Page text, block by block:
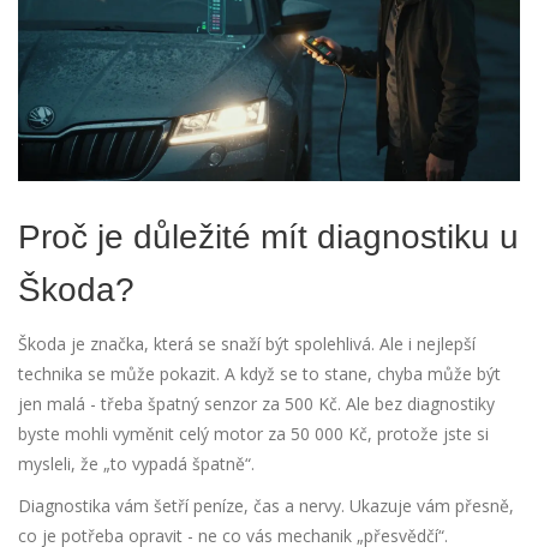
Proč je důležité mít diagnostiku u
Škoda?
Škoda je značka, která se snaží být spolehlivá. Ale i nejlepší
technika se může pokazit. A když se to stane, chyba může být
jen malá - třeba špatný senzor za 500 Kč. Ale bez diagnostiky
byste mohli vyměnit celý motor za 50 000 Kč, protože jste si
mysleli, že „to vypadá špatně“.
Diagnostika vám šetří peníze, čas a nervy. Ukazuje vám přesně,
co je potřeba opravit - ne co vás mechanik „přesvědčí“.